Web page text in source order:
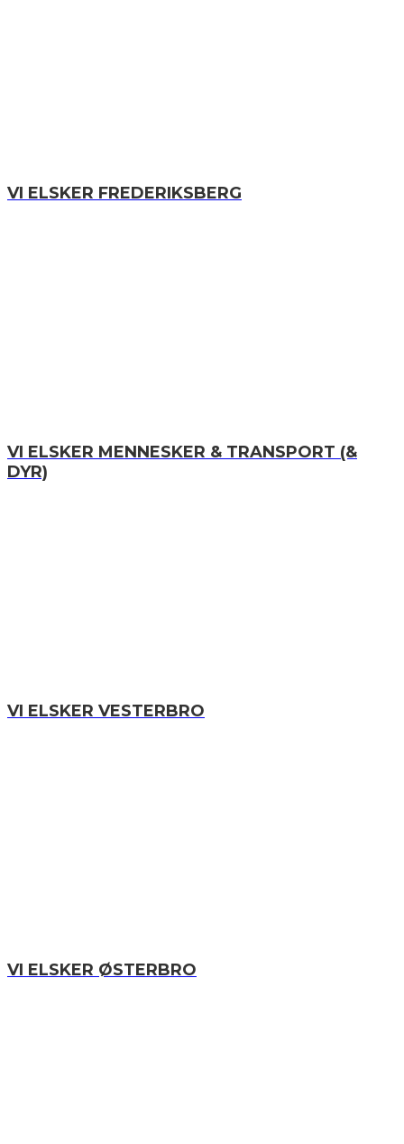
VI ELSKER FREDERIKSBERG
VI ELSKER MENNESKER & TRANSPORT (&
DYR)
VI ELSKER VESTERBRO
VI ELSKER ØSTERBRO